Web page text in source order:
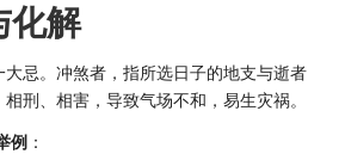
化解
忌。冲煞者，指所选日子的地支与逝者
刑、相害，导致气场不和，易生灾祸。
例 ：